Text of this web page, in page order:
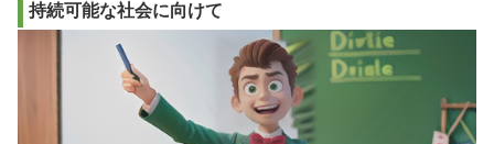
持続可能な社会に向けて